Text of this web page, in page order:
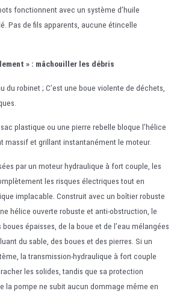
fonctionnent avec un système d’huile
Pas de fils apparents, aucune étincelle
» : mâchouiller les débris
du robinet ; C’est une boue violente de déchets,
plastique ou une pierre rebelle bloque l’hélice
massif et grillant instantanément le moteur.
par un moteur hydraulique à fort couple, les
les risques électriques tout en
implacable. Construit avec un boîtier robuste
hélice ouverte robuste et anti-obstruction, le
épaisses, de la boue et de l’eau mélangées
du sable, des boues et des pierres. Si un
la transmission-hydraulique à fort couple
les solides, tandis que sa protection
la pompe ne subit aucun dommage même en